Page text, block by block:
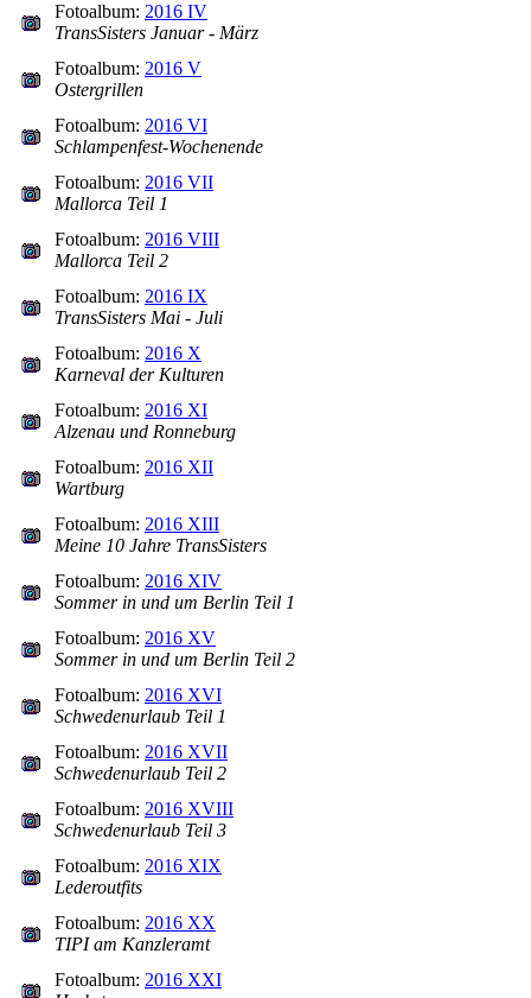
Fotoalbum: 2016 IV
TransSisters Januar - März
Fotoalbum: 2016 V
Ostergrillen
Fotoalbum: 2016 VI
Schlampenfest-Wochenende
Fotoalbum: 2016 VII
Mallorca Teil 1
Fotoalbum: 2016 VIII
Mallorca Teil 2
Fotoalbum: 2016 IX
TransSisters Mai - Juli
Fotoalbum: 2016 X
Karneval der Kulturen
Fotoalbum: 2016 XI
Alzenau und Ronneburg
Fotoalbum: 2016 XII
Wartburg
Fotoalbum: 2016 XIII
Meine 10 Jahre TransSisters
Fotoalbum: 2016 XIV
Sommer in und um Berlin Teil 1
Fotoalbum: 2016 XV
Sommer in und um Berlin Teil 2
Fotoalbum: 2016 XVI
Schwedenurlaub Teil 1
Fotoalbum: 2016 XVII
Schwedenurlaub Teil 2
Fotoalbum: 2016 XVIII
Schwedenurlaub Teil 3
Fotoalbum: 2016 XIX
Lederoutfits
Fotoalbum: 2016 XX
TIPI am Kanzleramt
Fotoalbum: 2016 XXI